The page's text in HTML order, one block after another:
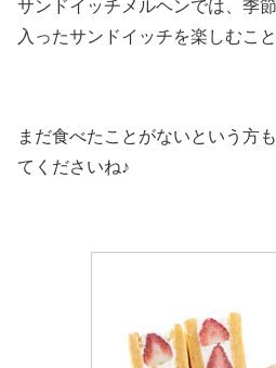
サンドイッチメルヘンでは、季
入ったサンドイッチを楽しむこ
まだ食べたことがないという方
てくださいね♪